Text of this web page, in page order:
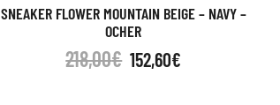
SNEAKER FLOWER MOUNTAIN BEIGE – NAVY –
OCHER
218,00€ 152,60€